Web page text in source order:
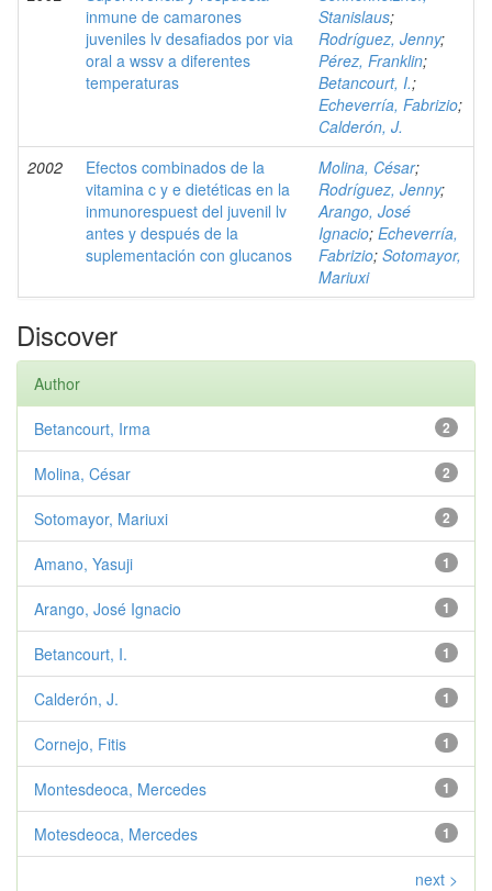
inmune de camarones
juveniles lv desafiados por via
oral a wssv a diferentes
temperaturas
Stanislaus;
Rodríguez, Jenny;
Pérez, Franklin;
Betancourt, I.;
Echeverría, Fabrizio;
Calderón, J.
2002
Efectos combinados de la
vitamina c y e dietéticas en la
inmunorespuest del juvenil lv
antes y después de la
suplementación con glucanos
Molina, César;
Rodríguez, Jenny;
Arango, José
Ignacio; Echeverría,
Fabrizio; Sotomayor,
Mariuxi
Discover
Author
2
Betancourt, Irma
2
Molina, César
2
Sotomayor, Mariuxi
1
Amano, Yasuji
1
Arango, José Ignacio
1
Betancourt, I.
1
Calderón, J.
1
Cornejo, Fitis
1
Montesdeoca, Mercedes
1
Motesdeoca, Mercedes
next >